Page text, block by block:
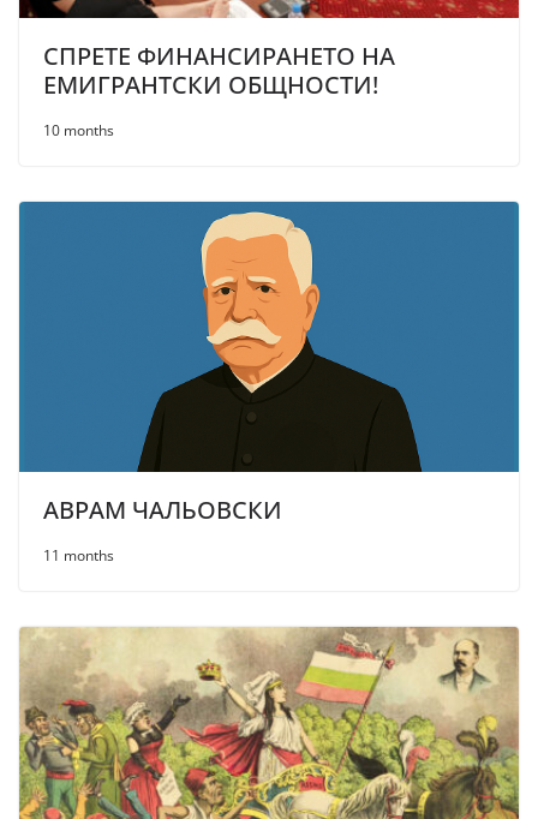
СПРЕТЕ ФИНАНСИРАНЕТО НА
ЕМИГРАНТСКИ ОБЩНОСТИ!
10 months
АВРАМ ЧАЛЬОВСКИ
11 months